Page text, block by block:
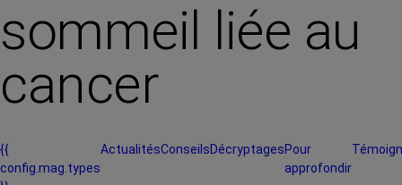
sommeil liée au
cancer
{{
config.mag.types
ActualitésConseilsDécryptagesPour
approfondir